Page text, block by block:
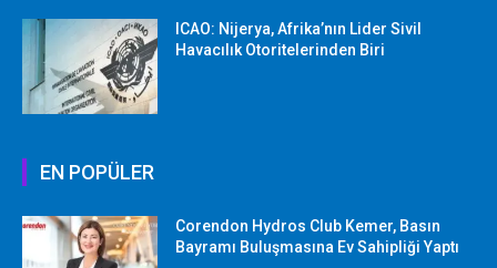
ICAO: Nijerya, Afrika’nın Lider Sivil
Havacılık Otoritelerinden Biri
EN POPÜLER
Corendon Hydros Club Kemer, Basın
Bayramı Buluşmasına Ev Sahipliği Yaptı